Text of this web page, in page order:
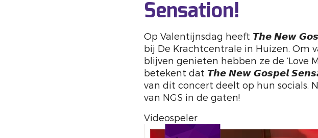
Sensation!
Op Valentijnsdag heeft 𝙏𝙝𝙚 𝙉𝙚𝙬
bij De Krachtcentrale in Huizen. Om
blijven genieten hebben ze de ‘Love
betekent dat 𝙏𝙝𝙚 𝙉𝙚𝙬 𝙂𝙤𝙨𝙥𝙚𝙡
van dit concert deelt op hun socials.
van NGS in de gaten!
Videospeler